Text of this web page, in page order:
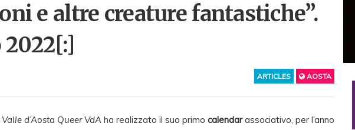
e altre creature fantastiche”.
ARTICLES AOSTA
d’Aosta Queer VdA ha realizzato il suo primo calendarassociativo, per l’anno